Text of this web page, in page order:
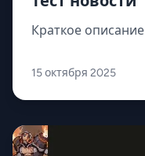
Краткое описание
15 октября 2025